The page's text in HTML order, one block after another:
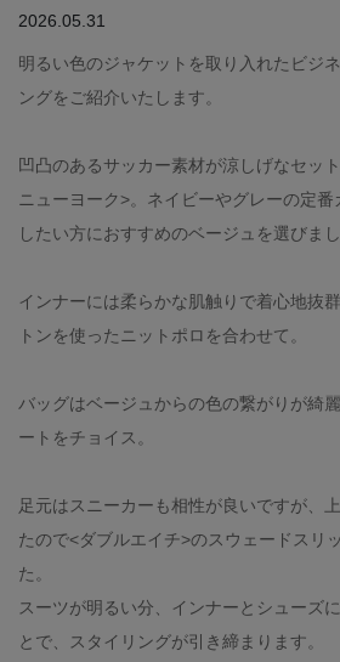
2026.05.31
明るい色のジャケットを取り入れたビジ
ングをご紹介いたします。
凹凸のあるサッカー素材が涼しげなセッ
ニューヨーク>。ネイビーやグレーの定
したい方におすすめのベージュを選びまし
インナーには柔らかな肌触りで着心地抜
トンを使ったニットポロを合わせて。
バッグはベージュからの色の繋がりが綺
ートをチョイス。
足元はスニーカーも相性が良いですが、
たので<ダブルエイチ>のスウェードスリ
た。
スーツが明るい分、インナーとシューズ
とで、スタイリングが引き締まります。